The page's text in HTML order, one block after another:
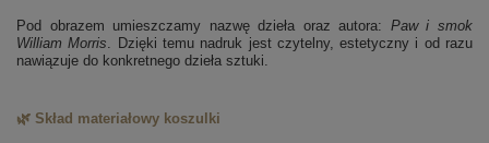
Pod obrazem umieszczamy nazwę dzieła oraz autora: Paw i smok
William Morris. Dzięki temu nadruk jest czytelny, estetyczny i od razu
nawiązuje do konkretnego dzieła sztuki.
🌿 Skład materiałowy koszulki